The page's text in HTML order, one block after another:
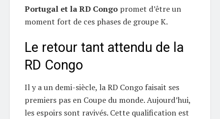
Portugal et la RD Congo promet d’être un
moment fort de ces phases de groupe K.
Le retour tant attendu de la
RD Congo
Il y a un demi-siècle, la RD Congo faisait ses
premiers pas en Coupe du monde. Aujourd’hui,
les espoirs sont ravivés. Cette qualification est